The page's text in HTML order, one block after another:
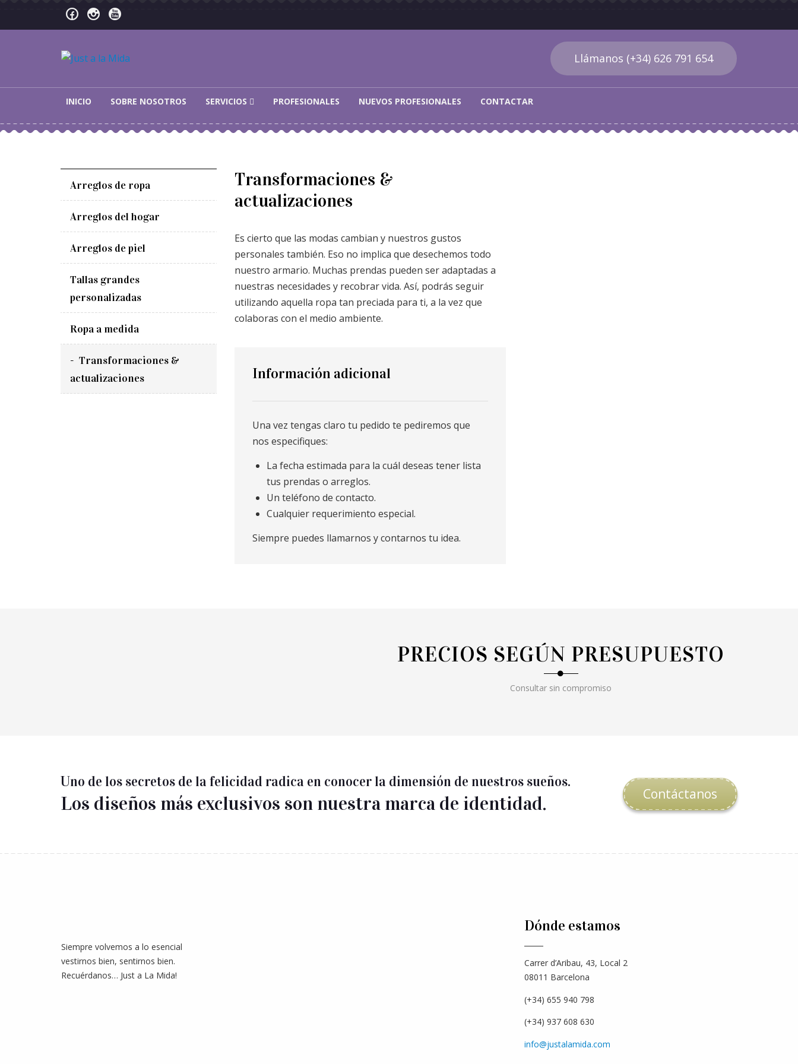
Skip to navigation
Skip to content
Just a la Mida
INICIO SOBRE NOSOTROS SERVICIOS PROFESIONALES NUEVOS PROFESIONALES CONTACTAR
Llámanos (+34) 626 791 654
Arreglos de ropa
Arreglos del hogar
Arreglos de piel
Tallas grandes
personalizadas
Ropa a medida
Transformaciones &
actualizaciones
Transformaciones &
actualizaciones
Es cierto que las modas cambian y nuestros gustos
personales también. Eso no implica que desechemos todo
nuestro armario. Muchas prendas pueden ser adaptadas a
nuestras necesidades y recobrar vida. Así, podrás seguir
utilizando aquella ropa tan preciada para ti, a la vez que
colaboras con el medio ambiente.
Información adicional
Una vez tengas claro tu pedido te pediremos que
nos especifiques:
La fecha estimada para la cuál deseas tener lista
tus prendas o arreglos.
Un teléfono de contacto.
Cualquier requerimiento especial.
Siempre puedes llamarnos y contarnos tu idea.
PRECIOS SEGÚN PRESUPUESTO
Consultar sin compromiso
Uno de los secretos de la felicidad radica en conocer la dimensión de nuestros sueños.
Los diseños más exclusivos son nuestra marca de identidad. Contáctanos
Siempre volvemos a lo esencial
vestirnos bien, sentirnos bien.
Recuérdanos… Just a La Mida!
Dónde estamos
Carrer d’Aribau, 43, Local 2
08011 Barcelona
(+34) 655 940 798
(+34) 937 608 630
info@justalamida.com